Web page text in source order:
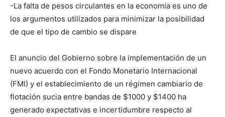
-La falta de pesos circulantes en la economía es uno de
los argumentos utilizados para minimizar la posibilidad
de que el tipo de cambio se dispare
El anuncio del Gobierno sobre la implementación de un
nuevo acuerdo con el Fondo Monetario Internacional
(FMI) y el establecimiento de un régimen cambiario de
flotación sucia entre bandas de $1000 y $1400 ha
generado expectativas e incertidumbre respecto al